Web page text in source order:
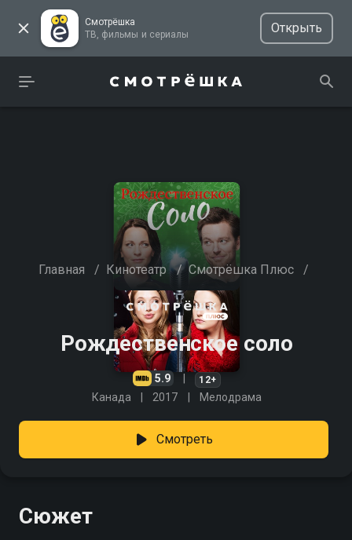
Смотрёшка
ТВ, фильмы и сериалы
Открыть
Главная / Кинотеатр / Смотрёшка Плюс /
Рождественское соло
5.9 12+
Канада 2017 Мелодрама
Смотреть
Сюжет